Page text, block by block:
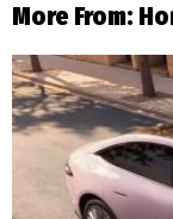
More From: